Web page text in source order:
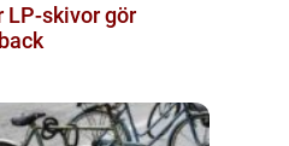
LP-skivor gör